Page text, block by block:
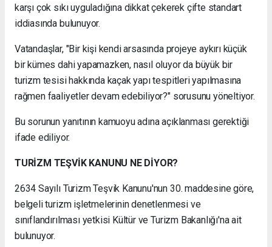
karşı çok sıkı uyguladığına dikkat çekerek çifte standart
iddiasında bulunuyor.
Vatandaşlar, "Bir kişi kendi arsasında projeye aykırı küçük
bir kümes dahi yapamazken, nasıl oluyor da büyük bir
turizm tesisi hakkında kaçak yapı tespitleri yapılmasına
rağmen faaliyetler devam edebiliyor?" sorusunu yöneltiyor.
Bu sorunun yanıtının kamuoyu adına açıklanması gerektiği
ifade ediliyor.
TURİZM TEŞVİK KANUNU NE DİYOR?
2634 Sayılı Turizm Teşvik Kanunu'nun 30. maddesine göre,
belgeli turizm işletmelerinin denetlenmesi ve
sınıflandırılması yetkisi Kültür ve Turizm Bakanlığı'na ait
bulunuyor.